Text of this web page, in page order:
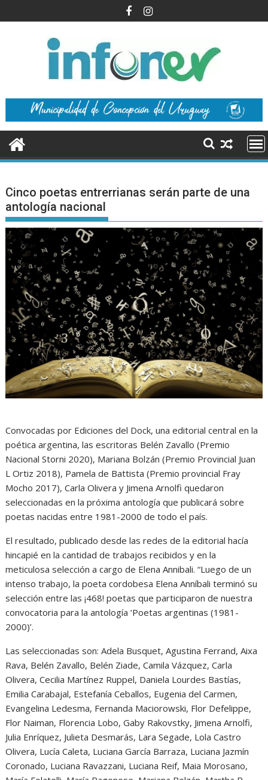
al
Cinco poetas entrerrianas serán parte de una
antología nacional
Convocadas por Ediciones del Dock, una editorial central en la
poética argentina, las escritoras Belén Zavallo (Premio
Nacional Storni 2020), Mariana Bolzán (Premio Provincial Juan
L Ortiz 2018), Pamela de Battista (Premio provincial Fray
Mocho 2017), Carla Olivera y Jimena Arnolfi quedaron
seleccionadas en la próxima antología que publicará sobre
poetas nacidas entre 1981-2000 de todo el país.
El resultado, publicado desde las redes de la editorial hacía
hincapié en la cantidad de trabajos recibidos y en la
meticulosa selección a cargo de Elena Annibali. “Luego de un
intenso trabajo, la poeta cordobesa Elena Anníbali terminó su
selección entre las ¡468! poetas que participaron de nuestra
convocatoria para la antología ‘Poetas argentinas (1981-
2000)’.
Las seleccionadas son: Adela Busquet, Agustina Ferrand, Aixa
Rava, Belén Zavallo, Belén Ziade, Camila Vázquez, Carla
Olivera, Cecilia Martínez Ruppel, Daniela Lourdes Bastías,
Emilia Carabajal, Estefanía Ceballos, Eugenia del Carmen,
Evangelina Ledesma, Fernanda Maciorowski, Flor Defelippe,
Flor Naiman, Florencia Lobo, Gaby Rakovstky, Jimena Arnolfi,
Julia Enríquez, Julieta Desmarás, Lara Segade, Lola Castro
Olivera, Lucía Caleta, Luciana García Barraza, Luciana Jazmín
Coronado, Luciana Ravazzani, Luciana Reif, Maia Morosano,